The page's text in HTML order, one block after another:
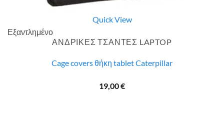
Quick View
Εξαντλημένο
ΑΝΔΡΙΚΕΣ ΤΣΑΝΤΕΣ LAPTOP
Cage covers θήκη tablet Caterpillar
19,00€